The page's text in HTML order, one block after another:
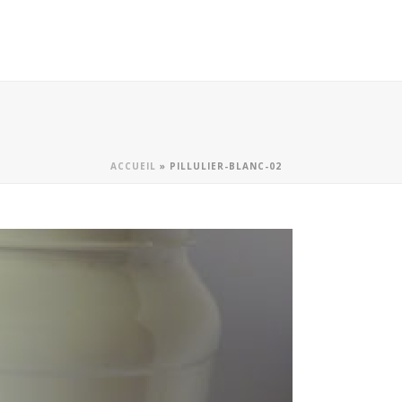
ACCUEIL » PILLULIER-BLANC-02